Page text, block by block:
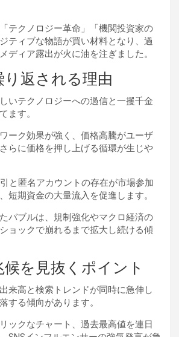
テクノロジー革命」「機関投資家の
ティブな物語が買い材料となり、過
ディア露出が火に油を注ぎました。
返される理由
いテクノロジーへの過信と一攫千金
ます。
ーク効果が強く、価格高騰がユーザ
らに価格を押し上げる循環が生じや
と匿名アカウントの存在が市場参加
短期資金の大量流入を促進します。
バブルは、規制強化やマクロ経済の
ョックで崩れるまで拡大し続ける傾
を見抜くポイント
来高と検索トレンドが同時に急伸し
する傾向があります。
ックなチャート、過去最高値を連日